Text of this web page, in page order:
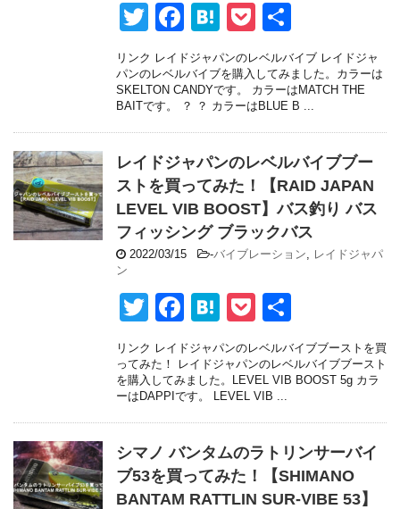
T
wi
tt
er
F
a
c
e
b
o
o
k
H
at
e
n
a
P
o
ck
et
有
リンク レイドジャパンのレベルバイブ レイドジャ
パンのレベルバイブを購入してみました。カラーは
SKELTON CANDYです。 カラーはMATCH THE
BAITです。 ？ ？ カラーはBLUE B ...
レイドジャパンのレベルバイブブー
ストを買ってみた！【RAID JAPAN
LEVEL VIB BOOST】バス釣り バス
フィッシング ブラックバス
2022/03/15 -バイブレーション, レイドジャパ
ン
T
wi
tt
er
F
a
c
e
b
o
o
H
at
e
n
a
P
o
ck
et
有
リンク レイドジャパンのレベルバイブブーストを買
ってみた！ レイドジャパンのレベルバイブブースト
を購入してみました。LEVEL VIB BOOST 5g カラ
ーはDAPPIです。 LEVEL VIB ...
シマノ バンタムのラトリンサーバイ
ブ53を買ってみた！【SHIMANO
BANTAM RATTLIN SUR-VIBE 53】